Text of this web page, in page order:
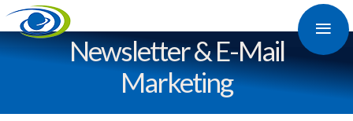
Newsletter & E-Mail
Marketing
≡